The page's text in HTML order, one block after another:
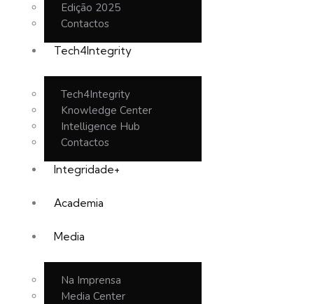
Edição 2025
Contactos
Tech4Integrity
Tech4Integrity
Knowledge Center
Intelligence Hub
Contactos
Integridade+
Academia
Media
Na Imprensa
Media Center